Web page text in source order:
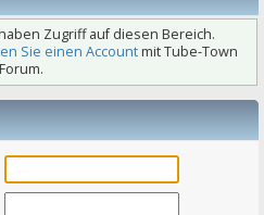
Zugriff auf diesen Bereich.
Sie einen Accountmit Tube-Town
Forum.